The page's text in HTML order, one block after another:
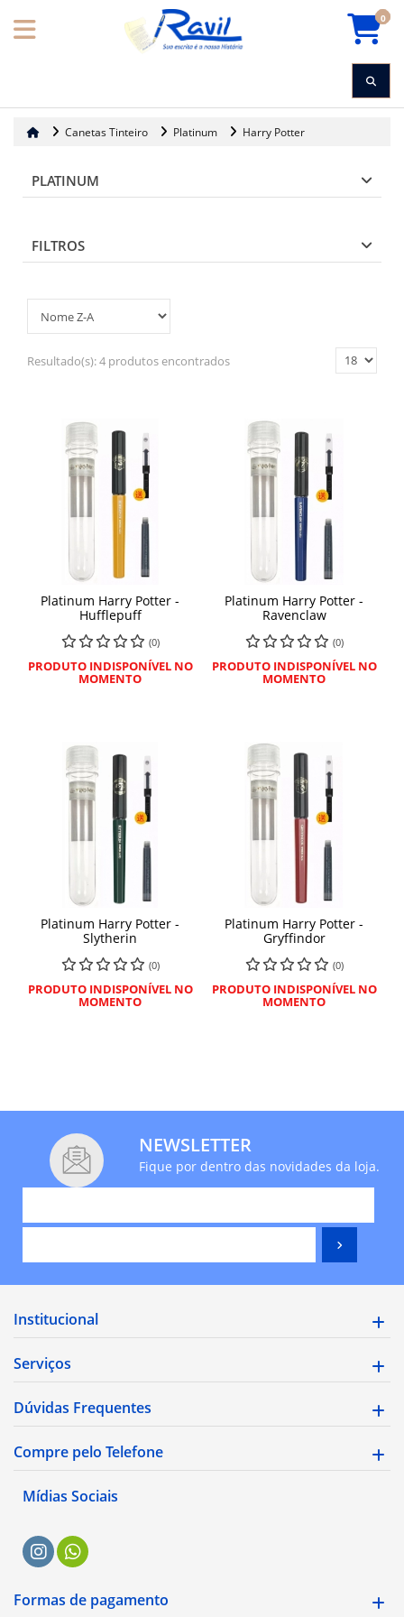
0
Canetas Tinteiro Platinum Harry Potter
PLATINUM
FILTROS
Resultado(s):4 produtos encontrados
Platinum Harry Potter -
Hufflepuff
(0)
PRODUTO INDISPONÍVEL NO
MOMENTO
Platinum Harry Potter -
Ravenclaw
(0)
PRODUTO INDISPONÍVEL NO
MOMENTO
Platinum Harry Potter -
Slytherin
(0)
PRODUTO INDISPONÍVEL NO
MOMENTO
Platinum Harry Potter -
Gryffindor
(0)
PRODUTO INDISPONÍVEL NO
MOMENTO
NEWSLETTER
Fique por dentro das novidades da loja.
Institucional
Serviços
Dúvidas Frequentes
Compre pelo Telefone
Mídias Sociais
Formas de pagamento